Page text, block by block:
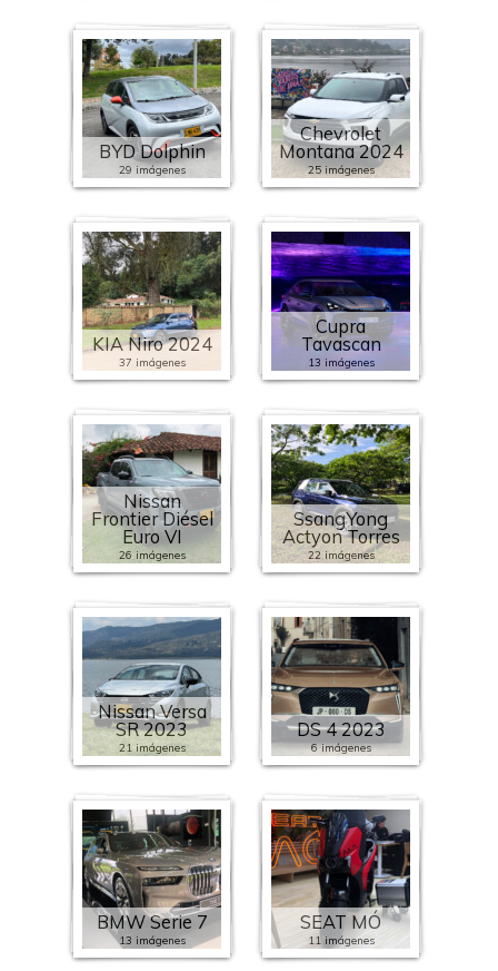
BYD Dolphin
29 imágenes
Chevrolet
Montana 2024
25 imágenes
KIA Niro 2024
37 imágenes
Cupra
Tavascan
13 imágenes
Nissan
Frontier Diésel
Euro VI
26 imágenes
SsangYong
Actyon Torres
22 imágenes
Nissan Versa
SR 2023
21 imágenes
DS 4 2023
6 imágenes
BMW Serie 7
13 imágenes
SEAT MÓ
11 imágenes